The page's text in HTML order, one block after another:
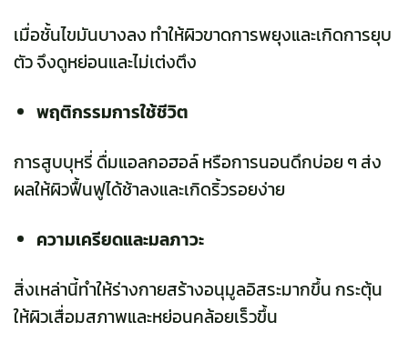
เมื่อชั้นไขมันบางลง ทำให้ผิวขาดการพยุงและเกิดการยุบ
ตัว จึงดูหย่อนและไม่เต่งตึง
พฤติกรรมการใช้ชีวิต
การสูบบุหรี่ ดื่มแอลกอฮอล์ หรือการนอนดึกบ่อย ๆ ส่ง
ผลให้ผิวฟื้นฟูได้ช้าลงและเกิดริ้วรอยง่าย
ความเครียดและมลภาวะ
สิ่งเหล่านี้ทำให้ร่างกายสร้างอนุมูลอิสระมากขึ้น กระตุ้น
ให้ผิวเสื่อมสภาพและหย่อนคล้อยเร็วขึ้น